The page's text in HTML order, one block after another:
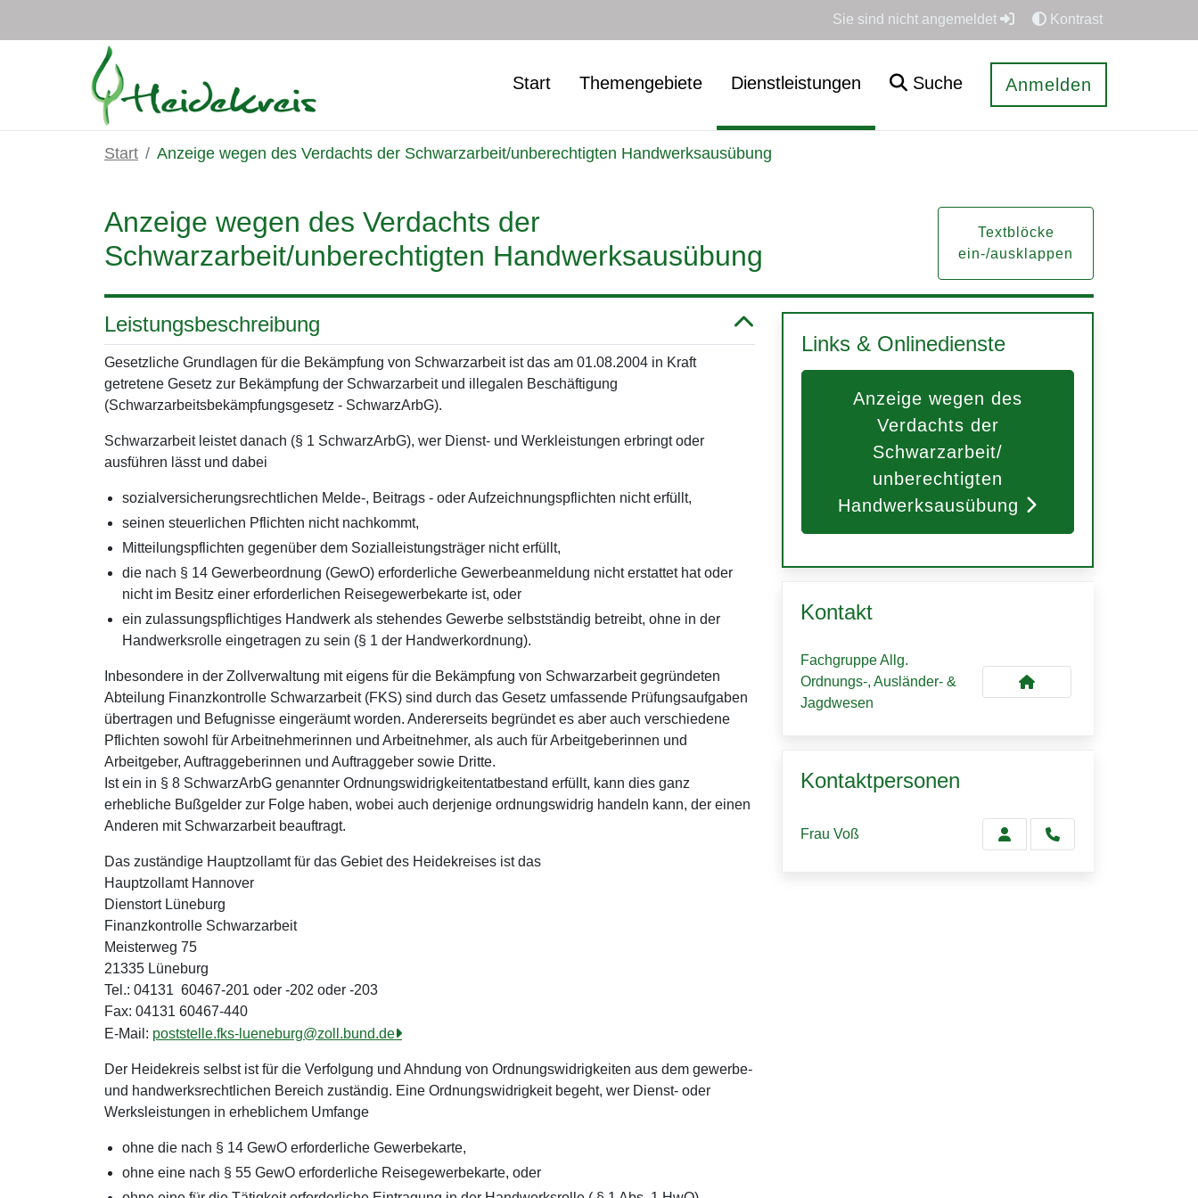
Sie sind nicht angemeldet Kontrast
Start Themengebiete Dienstleistungen Suche Anmelden
Start Anzeige wegen des Verdachts der Schwarzarbeit/unberechtigten Handwerksausübung
Anzeige wegen des Verdachts der
Schwarzarbeit/unberechtigten Handwerksausübung
Textblöcke
ein-/ausklappen
Leistungsbeschreibung
Gesetzliche Grundlagen für die Bekämpfung von Schwarzarbeit ist das am 01.08.2004 in Kraft
getretene Gesetz zur Bekämpfung der Schwarzarbeit und illegalen Beschäftigung
(Schwarzarbeitsbekämpfungsgesetz - SchwarzArbG).
Schwarzarbeit leistet danach (§ 1 SchwarzArbG), wer Dienst- und Werkleistungen erbringt oder
ausführen lässt und dabei
sozialversicherungsrechtlichen Melde-, Beitrags - oder Aufzeichnungspflichten nicht erfüllt,
seinen steuerlichen Pflichten nicht nachkommt,
Mitteilungspflichten gegenüber dem Sozialleistungsträger nicht erfüllt,
die nach § 14 Gewerbeordnung (GewO) erforderliche Gewerbeanmeldung nicht erstattet hat oder
nicht im Besitz einer erforderlichen Reisegewerbekarte ist, oder
ein zulassungspflichtiges Handwerk als stehendes Gewerbe selbstständig betreibt, ohne in der
Handwerksrolle eingetragen zu sein (§ 1 der Handwerkordnung).
Inbesondere in der Zollverwaltung mit eigens für die Bekämpfung von Schwarzarbeit gegründeten
Abteilung Finanzkontrolle Schwarzarbeit (FKS) sind durch das Gesetz umfassende Prüfungsaufgaben
übertragen und Befugnisse eingeräumt worden. Andererseits begründet es aber auch verschiedene
Pflichten sowohl für Arbeitnehmerinnen und Arbeitnehmer, als auch für Arbeitgeberinnen und
Arbeitgeber, Auftraggeberinnen und Auftraggeber sowie Dritte.
Ist ein in § 8 SchwarzArbG genannter Ordnungswidrigkeitentatbestand erfüllt, kann dies ganz
erhebliche Bußgelder zur Folge haben, wobei auch derjenige ordnungswidrig handeln kann, der einen
Anderen mit Schwarzarbeit beauftragt.
Das zuständige Hauptzollamt für das Gebiet des Heidekreises ist das
Hauptzollamt Hannover
Dienstort Lüneburg
Finanzkontrolle Schwarzarbeit
Meisterweg 75
21335 Lüneburg
Tel.: 04131 60467-201 oder -202 oder -203
Fax: 04131 60467-440
E-Mail: poststelle.fks-lueneburg@zoll.bund.de
Der Heidekreis selbst ist für die Verfolgung und Ahndung von Ordnungswidrigkeiten aus dem gewerbe-
und handwerksrechtlichen Bereich zuständig. Eine Ordnungswidrigkeit begeht, wer Dienst- oder
Werksleistungen in erheblichem Umfange
ohne die nach § 14 GewO erforderliche Gewerbekarte,
ohne eine nach § 55 GewO erforderliche Reisegewerbekarte, oder
Links & Onlinedienste
Anzeige wegen des
Verdachts der
Schwarzarbeit/
unberechtigten
Handwerksausübung
Kontakt
Fachgruppe Allg.
Ordnungs-, Ausländer- &
Jagdwesen
Kontaktpersonen
Frau Voß